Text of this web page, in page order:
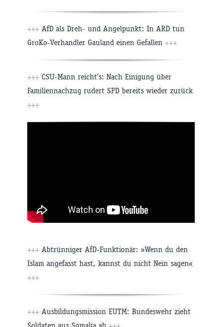
+++ AfD als Dreh- und Angelpunkt: In ARD tun
GroKo-Verhandler Gauland einen Gefallen +++
+++ CSU-Mann reicht’s: Nach Einigung über
Familiennachzug rudert SPD bereits wieder zurück
+++
+++ Abtrünniger AfD-Funktionär: »Wenn du den
Islam angefasst hast, kannst du nicht Nein sagen«
+++
+++ Ausbildungsmission EUTM: Bundeswehr zieht